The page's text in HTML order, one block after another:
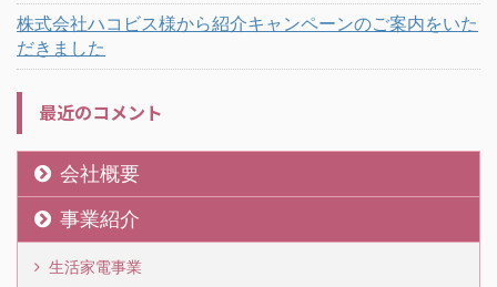
株式会社ハコビス様から紹介キャンペーンのご案内をいた
だきました
最近のコメント
会社概要
事業紹介
生活家電事業